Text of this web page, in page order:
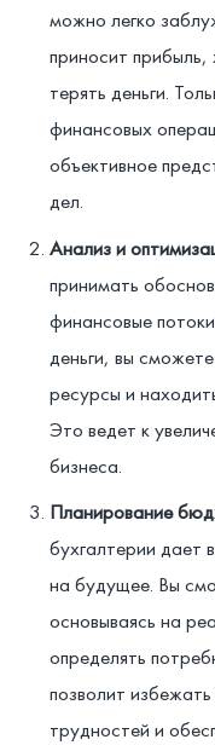
можно легко
приносит
терять деньги.
финансовых
объективное
дел.
Анализ и
принимать
финансовые
деньги, вы
ресурсы и
Это ведет к
бизнеса.
Планирование
бухгалтерии дает
на будущее. Вы
основываясь на
определять
позволит
трудностей и